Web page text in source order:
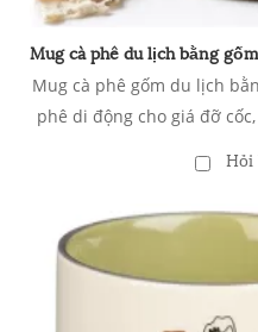
Mug cà phê gốm du lịch
phê di động cho giá đỡ
Hỏi